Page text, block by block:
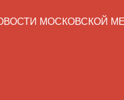
МОСКОВСКОЙ